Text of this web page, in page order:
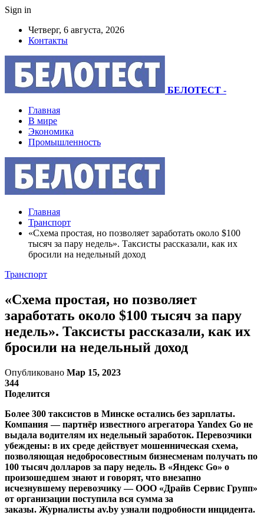
Sign in
Четверг, 6 августа, 2026
Контакты
БЕЛОТЕСТ -
Главная
В мире
Экономика
Промышленность
Главная
Транспорт
«Схема простая, но позволяет заработать около $100
тысяч за пару недель». Таксисты рассказали, как их
бросили на недельный доход
Транспорт
«Схема простая, но позволяет
заработать около $100 тысяч за пару
недель». Таксисты рассказали, как их
бросили на недельный доход
Опубликовано Мар 15, 2023
344
Поделится
Более 300 таксистов в Минске остались без зарплаты.
Компания — партнёр известного агрегатора Yandex Go не
выдала водителям их недельный заработок. Перевозчики
убеждены: в их среде действует мошенническая схема,
позволяющая недобросовестным бизнесменам получать по
100 тысяч долларов за пару недель. В «Яндекс Go» о
произошедшем знают и говорят, что внезапно
исчезнувшему перевозчику — ООО «Драйв Сервис Групп»
от организации поступила вся сумма за
заказы. Журналисты av.by узнали подробности инцидента.